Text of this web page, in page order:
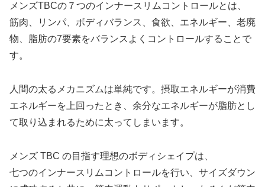
メンズTBCの７つのインナースリムコントロールとは、
筋肉、リンパ、ボディバランス、食欲、エネルギー、老廃
物、脂肪の7要素をバランスよくコントロールすることで
す。
人間の太るメカニズムは単純です。摂取エネルギーが消費
エネルギーを上回ったとき、余分なエネルギーが脂肪とし
て取り込まれるために太ってしまいます。
メンズ TBC の目指す理想のボディシェイプは、
七つのインナースリムコントロールを行い、サイズダウン